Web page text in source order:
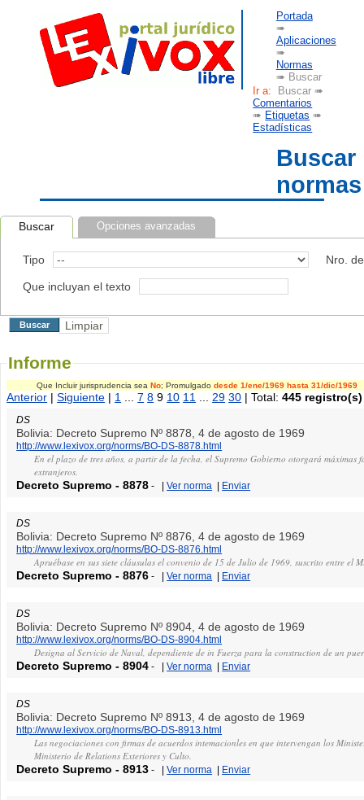
Portada
➠
Aplicaciones
➠
Normas
➠ Buscar
Ir a: Buscar ➠
Comentarios
➠ Etiquetas ➠
Estadísticas
Buscar
normas
Buscar Opciones avanzadas
Tipo Nro.
Que incluyan el texto
Informe
Que Incluir jurisprudencia sea No; Promulgado desde 1/ene/1969 hasta 31/dic/1969
Anterior |Siguiente | 1 ...7 8 9 10 11 29 30 | Total:445 registro(s)
DS
Bolivia: Decreto Supremo Nº 8878, 4 de agosto de 1969
http://www.lexivox.org/norms/BO-DS-8878.html
En el plazo de tres años, a partir de la fecha, el Supremo Gobierno otorgará
extranjeros.
Decreto Supremo -8878 - |Ver norma | Enviar
DS
Bolivia: Decreto Supremo Nº 8876, 4 de agosto de 1969
http://www.lexivox.org/norms/BO-DS-8876.html
Apruébase en sus siete cláusulas el convenio de 15 de Julio de 1969, suscrito entre el
Decreto Supremo -8876 - |Ver norma | Enviar
DS
Bolivia: Decreto Supremo Nº 8904, 4 de agosto de 1969
http://www.lexivox.org/norms/BO-DS-8904.html
Designa al Servicio de Naval, dependiente de in Fuerza para la construction de un
Decreto Supremo -8904 - |Ver norma | Enviar
DS
Bolivia: Decreto Supremo Nº 8913, 4 de agosto de 1969
http://www.lexivox.org/norms/BO-DS-8913.html
Las negociaciones con firmas de acuerdos intemacionles en que intervengan los
Ministerio de Relations Exteriores y Culto.
Decreto Supremo -8913 - |Ver norma | Enviar